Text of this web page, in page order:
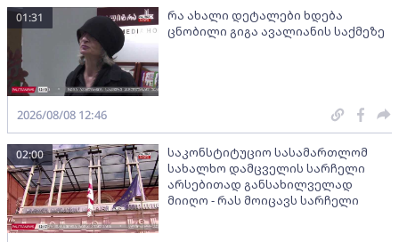
რა ახალი დეტალები ხდება
ცნობილი გიგა ავალიანის საქმეზე
01:31
2026/08/08 12:46
საკონსტიტუციო სასამართლომ
სახალხო დამცველის სარჩელი
არსებითად განსახილველად
მიიღო - რას მოიცავს სარჩელი
02:00